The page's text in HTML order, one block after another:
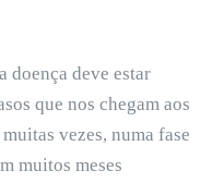
doença deve estar
que nos chegam aos
vezes, numa fase
muitos meses